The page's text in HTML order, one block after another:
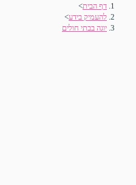
דף הבית>
להעמיק בידע>
יוגה בבתי חולים